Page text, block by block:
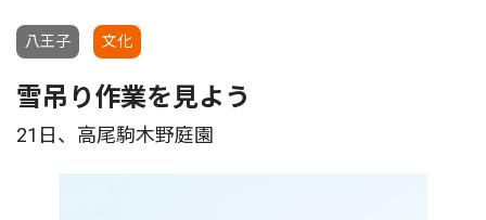
八王子 文化
雪吊り作業を見よう
21日、高尾駒木野庭園